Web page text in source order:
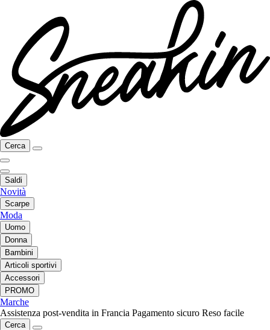
Cerca
Saldi
Novità
Scarpe
Moda
Uomo
Donna
Bambini
Articoli sportivi
Accessori
PROMO
Marche
Assistenza post-vendita in Francia Pagamento sicuro Reso facile
Cerca